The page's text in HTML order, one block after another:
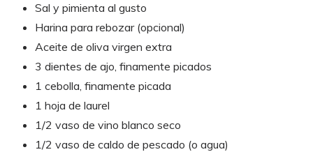
Sal y pimienta al gusto
Harina para rebozar (opcional)
Aceite de oliva virgen extra
3 dientes de ajo, finamente picados
1 cebolla, finamente picada
1 hoja de laurel
1/2 vaso de vino blanco seco
1/2 vaso de caldo de pescado (o agua)